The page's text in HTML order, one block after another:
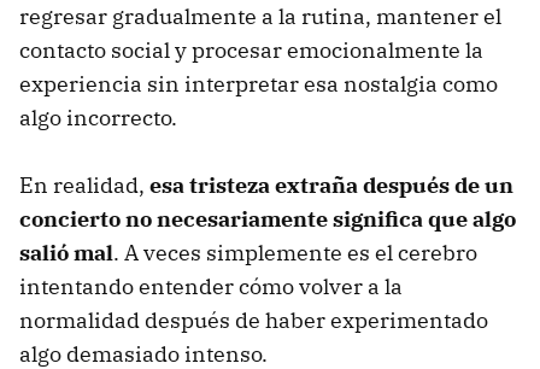
regresar gradualmente a la rutina, mantener el
contacto social y procesar emocionalmente la
experiencia sin interpretar esa nostalgia como
algo incorrecto.
En realidad, esa tristeza extraña después de un
concierto no necesariamente significa que algo
salió mal. A veces simplemente es el cerebro
intentando entender cómo volver a la
normalidad después de haber experimentado
algo demasiado intenso.